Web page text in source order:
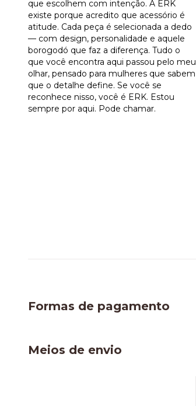
que escolhem com intenção. A ERK
existe porque acredito que acessório é
atitude. Cada peça é selecionada a dedo
— com design, personalidade e aquele
borogodó que faz a diferença. Tudo o
que você encontra aqui passou pelo meu
olhar, pensado para mulheres que sabem
que o detalhe define. Se você se
reconhece nisso, você é ERK. Estou
sempre por aqui. Pode chamar.
Formas de pagamento
Meios de envio